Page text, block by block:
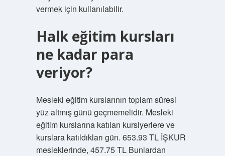
vermek için kullanılabilir.
Halk eğitim kursları
ne kadar para
veriyor?
Mesleki eğitim kurslarının toplam süresi
yüz altmış günü geçmemelidir. Mesleki
eğitim kurslarına katılan kursiyerlere ve
kurslara katıldıkları gün. 653.93 TL İŞKUR
mesleklerinde, 457.75 TL Bunlardan